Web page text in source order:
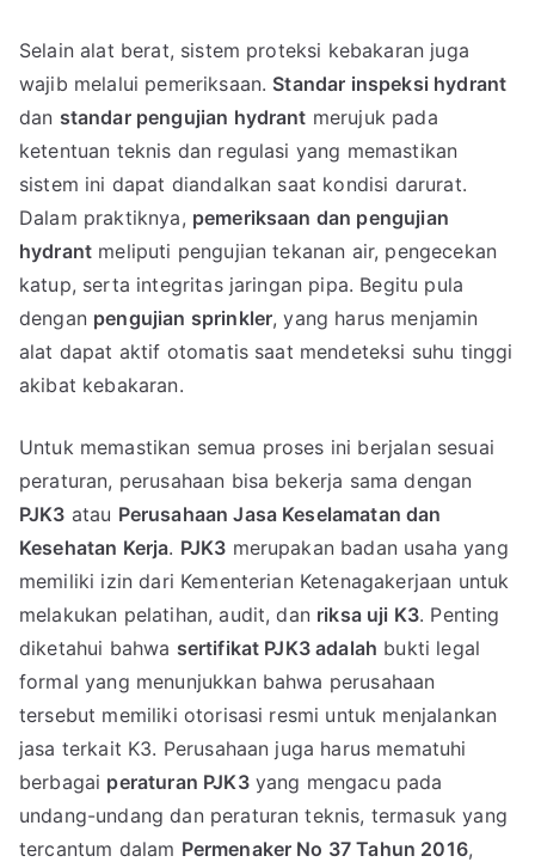
Selain alat berat, sistem proteksi kebakaran juga
wajib melalui pemeriksaan. Standar inspeksi hydrant
dan standar pengujian hydrant merujuk pada
ketentuan teknis dan regulasi yang memastikan
sistem ini dapat diandalkan saat kondisi darurat.
Dalam praktiknya, pemeriksaan dan pengujian
hydrant meliputi pengujian tekanan air, pengecekan
katup, serta integritas jaringan pipa. Begitu pula
dengan pengujian sprinkler, yang harus menjamin
alat dapat aktif otomatis saat mendeteksi suhu tinggi
akibat kebakaran.
Untuk memastikan semua proses ini berjalan sesuai
peraturan, perusahaan bisa bekerja sama dengan
PJK3 atau Perusahaan Jasa Keselamatan dan
Kesehatan Kerja. PJK3 merupakan badan usaha yang
memiliki izin dari Kementerian Ketenagakerjaan untuk
melakukan pelatihan, audit, dan riksa uji K3. Penting
diketahui bahwa sertifikat PJK3 adalah bukti legal
formal yang menunjukkan bahwa perusahaan
tersebut memiliki otorisasi resmi untuk menjalankan
jasa terkait K3. Perusahaan juga harus mematuhi
berbagai peraturan PJK3yang mengacu pada
undang-undang dan peraturan teknis, termasuk yang
tercantum dalam Permenaker No 37 Tahun 2016,